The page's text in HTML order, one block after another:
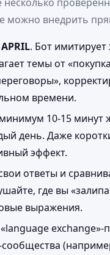
можно внедрить
. Бот
темы от
времени.
10‑15 минут
день. Даже
эффект.
ответы и
где вы
выражения.